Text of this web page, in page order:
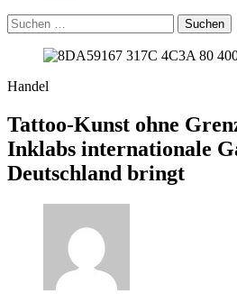
Suchen
nach:
Handel
Tattoo-Kunst ohne
Inklabs internationale
Deutschland bringt